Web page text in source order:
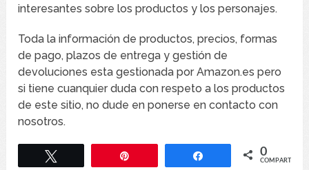
interesantes sobre los productos y los personajes.
Toda la información de productos, precios, formas
de pago, plazos de entrega y gestión de
devoluciones esta gestionada por Amazon.es pero
si tiene cuanquier duda con respeto a los productos
de este sitio, no dude en ponerse en contacto con
nosotros.
Compartir 0
COMPARTIR